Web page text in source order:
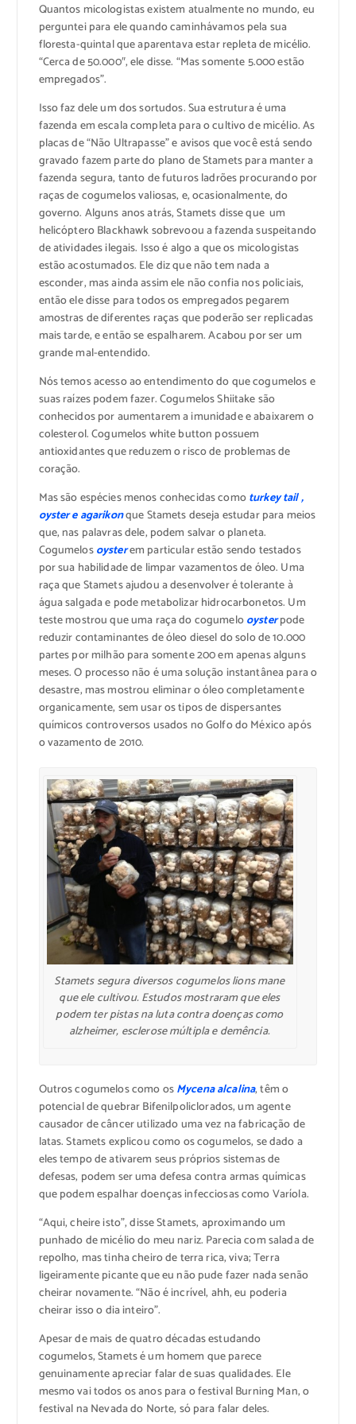
Quantos micologistas existem atualmente no mundo, eu
perguntei para ele quando caminhávamos pela sua
floresta-quintal que aparentava estar repleta de micélio.
“Cerca de 50.000″, ele disse. “Mas somente 5.000 estão
empregados”.
Isso faz dele um dos sortudos. Sua estrutura é uma
fazenda em escala completa para o cultivo de micélio. As
placas de “Não Ultrapasse” e avisos que você está sendo
gravado fazem parte do plano de Stamets para manter a
fazenda segura, tanto de futuros ladrões procurando por
raças de cogumelos valiosas, e, ocasionalmente, do
governo. Alguns anos atrás, Stamets disse que um
helicóptero Blackhawk sobrevoou a fazenda suspeitando
de atividades ilegais. Isso é algo a que os micologistas
estão acostumados. Ele diz que não tem nada a
esconder, mas ainda assim ele não confia nos policiais,
então ele disse para todos os empregados pegarem
amostras de diferentes raças que poderão ser replicadas
mais tarde, e então se espalharem. Acabou por ser um
grande mal-entendido.
Nós temos acesso ao entendimento do que cogumelos e
suas raízes podem fazer. Cogumelos Shiitake são
conhecidos por aumentarem a imunidade e abaixarem o
colesterol. Cogumelos white button possuem
antioxidantes que reduzem o risco de problemas de
coração.
Mas são espécies menos conhecidas comoturkey tail ,
oyster e agarikonque Stamets deseja estudar para meios
que, nas palavras dele, podem salvar o planeta.
Cogumelosoysterem particular estão sendo testados
por sua habilidade de limpar vazamentos de óleo. Uma
raça que Stamets ajudou a desenvolver é tolerante à
água salgada e pode metabolizar hidrocarbonetos. Um
teste mostrou que uma raça do cogumelooysterpode
reduzir contaminantes de óleo diesel do solo de 10.000
partes por milhão para somente 200 em apenas alguns
meses. O processo não é uma solução instantânea para o
desastre, mas mostrou eliminar o óleo completamente
organicamente, sem usar os tipos de dispersantes
químicos controversos usados no Golfo do México após
o vazamento de 2010.
Stamets segura diversos cogumelos lions mane
que ele cultivou. Estudos mostraram que eles
podem ter pistas na luta contra doenças como
alzheimer, esclerose múltipla e demência.
Outros cogumelos como osMycena alcalina, têm o
potencial de quebrar Bifenilpoliclorados, um agente
causador de câncer utilizado uma vez na fabricação de
latas. Stamets explicou como os cogumelos, se dado a
eles tempo de ativarem seus próprios sistemas de
defesas, podem ser uma defesa contra armas químicas
que podem espalhar doenças infecciosas como Varíola.
“Aqui, cheire isto”, disse Stamets, aproximando um
punhado de micélio do meu nariz. Parecia com salada de
repolho, mas tinha cheiro de terra rica, viva; Terra
ligeiramente picante que eu não pude fazer nada senão
cheirar novamente. “Não é incrível, ahh, eu poderia
cheirar isso o dia inteiro”.
Apesar de mais de quatro décadas estudando
cogumelos, Stamets é um homem que parece
genuinamente apreciar falar de suas qualidades. Ele
mesmo vai todos os anos para o festival Burning Man, o
festival na Nevada do Norte, só para falar deles.